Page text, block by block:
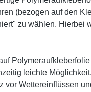
(bezogen auf den
zu wählen.
leichte
Wettereinflüssen